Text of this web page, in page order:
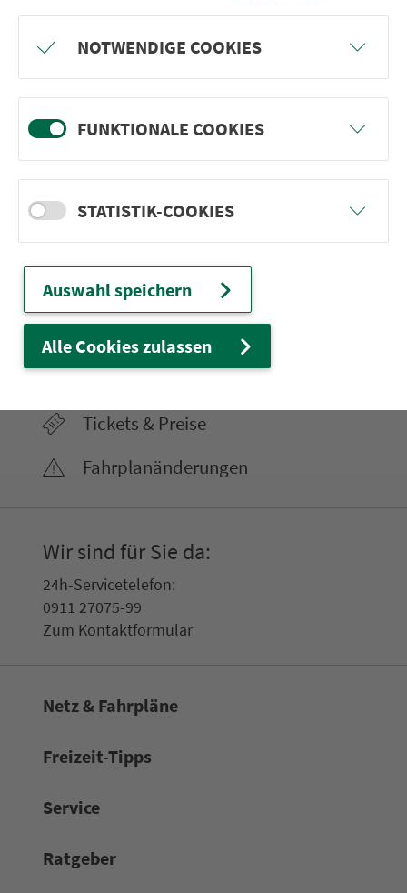
Neumarkt Schönwerthstr.
Ver­kehrs­ver­bund Groß­raum
Nürn­berg
22.000 Qua­drat­ki­lo­me­ter. 130 Ver­kehrs­un­
Ver­bin­dungen
Tickets & Preise
Fahr­plan­ände­rungen
Wir sind für Sie da:
24h-Ser­vice­te­le­fon:
0911 27075-99
Zum Kon­taktformular
Netz & Fahrpläne
Frei­zeit-Tipps
Service
Rat­ge­ber
NOTWENDIGE COOKIES
FUNKTIONALE COOKIES
STATISTIK-COOKIES
Auswahl speichern
Alle Cookies zulassen